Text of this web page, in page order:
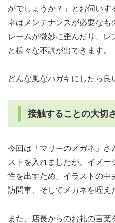
がでしょうか？」とお伺い
ネはメンテナンスが必要なも
レームが微妙に歪んだり、
と様々な不調が出てきます。
どんな風なハガキにしたら良
接触することの大切さ
今回は「マリーのメガネ」さ
ストを入れましたが、イメ
性を出すため、イラストの中
訪問車、そしてメガネを咥え
また、店長からのお礼の言